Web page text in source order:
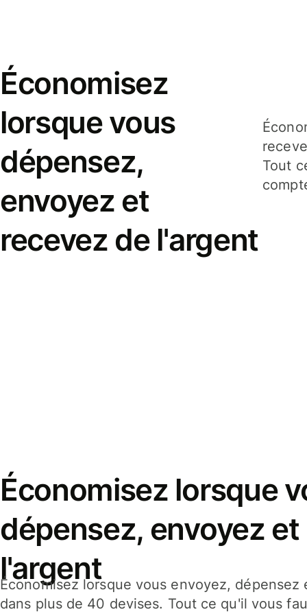
Économisez
lorsque vous
dépensez,
envoyez et
recevez de l'argent
Tout
Économisez lorsque
dépensez, envoyez
l'argent
Économisez lorsque vous envoyez,
dans plus de 40 devises. Tout ce qu'il vous